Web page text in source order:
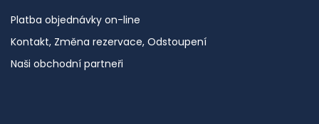
Platba objednávky on-line
Kontakt, Změna rezervace, Odstoupení
Naši obchodní partneři